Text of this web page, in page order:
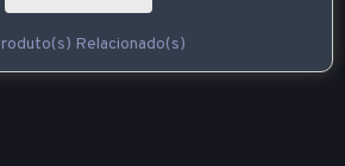
Relacionado(s)